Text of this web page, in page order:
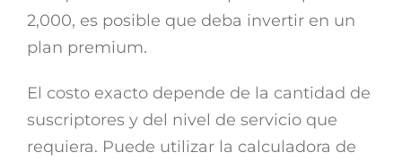
2,000, es posible que deba invertir en un
plan premium.
El costo exacto depende de la cantidad de
suscriptores y del nivel de servicio que
requiera. Puede utilizar la calculadora de